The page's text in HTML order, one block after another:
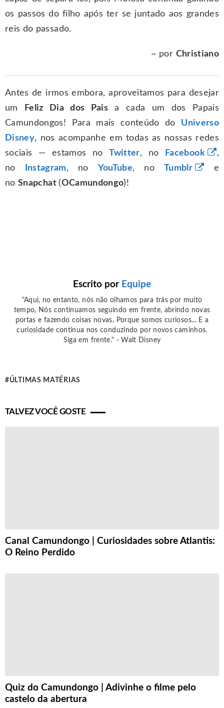
os passos do filho após ter se juntado aos grandes
reis do passado.
~ por Christiano
Antes de irmos embora, aproveitamos para desejar
um
Feliz Dia dos Pais a cada um dos Papais
Camundongos! Para mais conteúdo do Universo
Disney, nos acompanhe em todas as nossas redes
sociais — estamos noTwitter, no Facebook
,
no
Instagram, no YouTube, no Tumblr
e
noSnapchat(OCamundongo)!
Escrito por Equipe
"Aqui, no entanto, nós não olhamos para trás por muito
tempo, Nós continuamos seguindo em frente, abrindo novas
portas e fazendo coisas novas, Porque somos curiosos... E a
curiosidade continua nos conduzindo por novos caminhos.
Siga em frente." - Walt Disney
ÚLTIMAS MATÉRIAS
TALVEZ VOCÊ GOSTE
Canal Camundongo | Curiosidades sobre Atlantis:
O Reino Perdido
Quiz do Camundongo | Adivinhe o filme pelo
castelo da abertura